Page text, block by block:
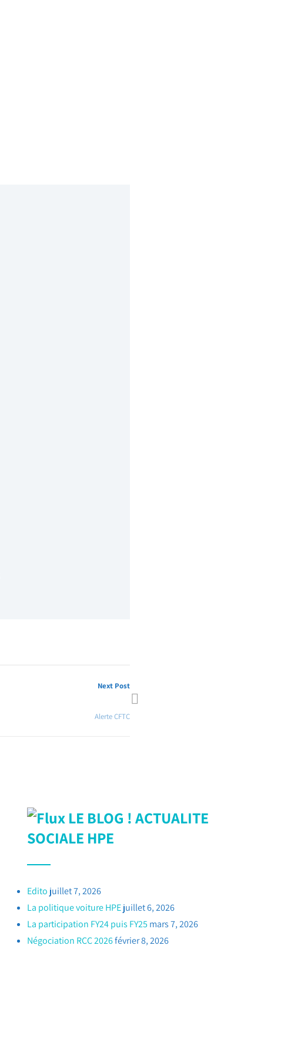
Next Post
Alerte CFTC
LE BLOG ! ACTUALITE
SOCIALE HPE
Edito juillet 7, 2026
La politique voiture HPEjuillet 6, 2026
La participation FY24 puis FY25 mars 7, 2026
Négociation RCC 2026février 8, 2026